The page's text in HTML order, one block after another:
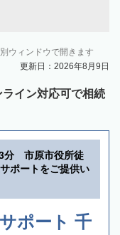
ウィンドウで開きます
更新日：2026年8月9日
イン対応可で相続
分 市原市役所徒
ポートをご提供い
ポート 千